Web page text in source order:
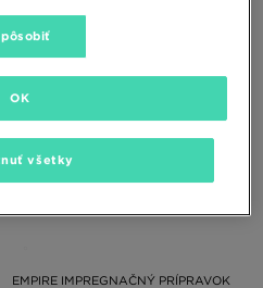
EMPIRE IMPREGNAČNÝ PRÍPRAVOK
všetky
OK